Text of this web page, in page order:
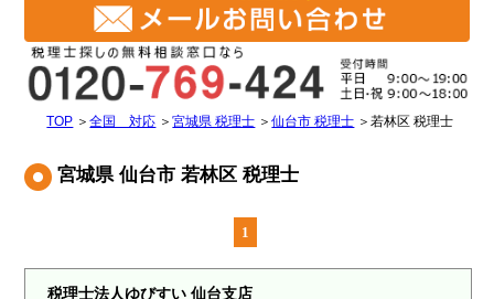
TOP ＞全国 対応 ＞宮城県 税理士 ＞仙台市 税理士 ＞若林区 税理士
宮城県 仙台市 若林区 税理士
1
税理士法人ゆびすい 仙台支店